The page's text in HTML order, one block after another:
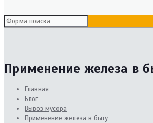
Применение железа в
Главная
Блог
Вывоз мусора
Применение железа в быту